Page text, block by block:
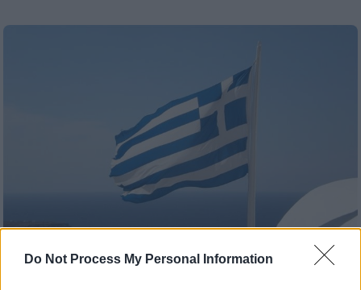
Do Not Process My Personal Information